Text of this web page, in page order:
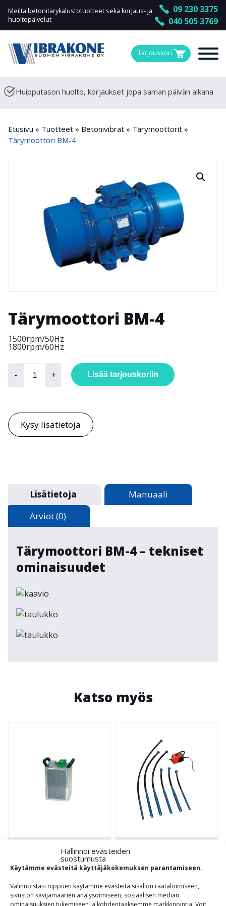
Hallinnoi evästeiden
suostumusta
Käytämme evästeitä käyttäjäkokemuksen parantamiseen.
Valinnoistasi riippuen käytämme evästeitä sisällön räätälöimiseen,
sivuston kävijämäärien analysoimiseen, sosiaalisen median
ominaisuuksien tukemiseen ja kohdentaaksemme markkinointia. Voit
Meiltä betonitärykalustotuotteet sekä korjaus- ja
huoltopalvelut
09 230 3375
040 505 3769
Tarjouskori
Huipputason huolto, korjaukset jopa saman päivän aikana
Etusivu » Tuotteet » Betonivibrat » Tärymoottorit »
Tärymoottori BM-4
Tärymoottori BM-4
1500rpm/50Hz
1800rpm/60Hz
-
Tärymoottori
BM- + Lisää tarjouskoriin
Kysy lisätietoja
Lisätietoja
Manuaali
Arviot (0)
Tärymoottori BM-4 – tekniset
ominaisuudet
Katso myös
SUURTAAJUUSMUUTTAJA
PEA MINI 24
Suurtaajuus­muuttajat
BETONIVIBRAT P-14
Sauvapaketit
LIEVERS P-14